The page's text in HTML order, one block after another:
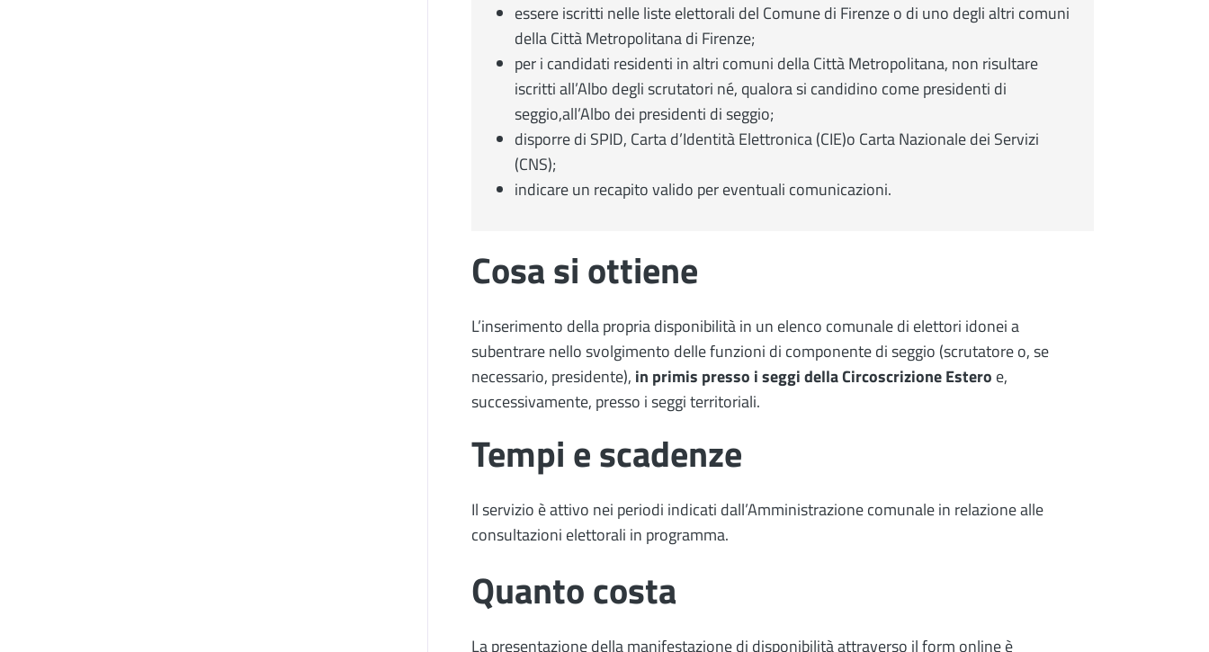
essere iscritti nelle liste elettorali del Comune di Firenze o di uno degli altri comuni
della Città Metropolitana di Firenze;
per i candidati residenti in altri comuni della Città Metropolitana, non risultare
iscritti all’Albo degli scrutatori né, qualora si candidino come presidenti di
seggio,all’Albo dei presidenti di seggio;
disporre di SPID, Carta d’Identità Elettronica (CIE)o Carta Nazionale dei Servizi
(CNS);
indicare un recapito valido per eventuali comunicazioni.
Cosa si ottiene
L’inserimento della propria disponibilità in un elenco comunale di elettori idonei a
subentrare nello svolgimento delle funzioni di componente di seggio (scrutatore o, se
necessario, presidente), in primis presso i seggi della Circoscrizione Estero e,
successivamente, presso i seggi territoriali.
Tempi e scadenze
Il servizio è attivo nei periodi indicati dall’Amministrazione comunale in relazione alle
consultazioni elettorali in programma.
Quanto costa
La presentazione della manifestazione di disponibilità attraverso il form online è